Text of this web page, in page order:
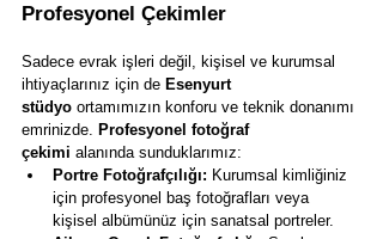
Profesyonel Çekimler
Sadece evrak işleri değil, kişisel ve kurumsal
ihtiyaçlarınız için de Esenyurt
stüdyo ortamımızın konforu ve teknik donanımı
emrinizde. Profesyonel fotoğraf
çekimi alanında sunduklarımız:
Portre Fotoğrafçılığı: Kurumsal kimliğiniz
için profesyonel baş fotoğrafları veya
kişisel albümünüz için sanatsal portreler.